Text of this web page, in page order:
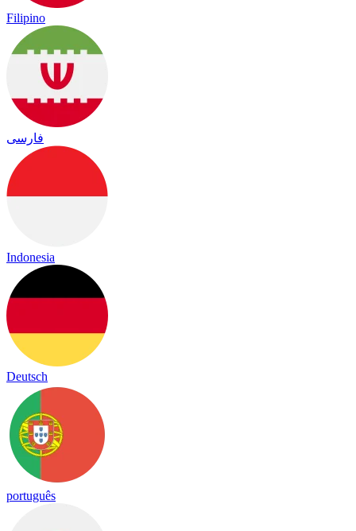
Filipino
فارسی
Indonesia
Deutsch
português